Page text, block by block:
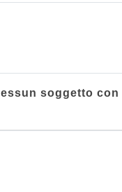
soggetto con